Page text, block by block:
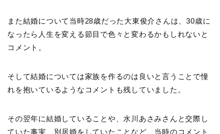
また結婚について当時28歳だった大東俊介さんは、30歳に
なったら人生を変える節目で色々と変わるかもしれないと
コメント。
そして結婚については家族を作るのは良いと言うことで憧
れを抱いているようなコメントも残していました。
その翌年に結婚していることや、水川あさみさんと交際し
ていた事実、別居婚をしていたことなど、当時のコメント